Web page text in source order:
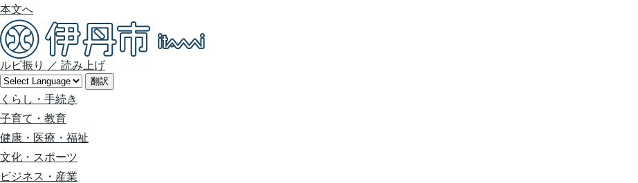
本文へ
ルビ振り ／ 読み上げ
翻訳
くらし・手続き
子育て・教育
健康・医療・福祉
文化・スポーツ
ビジネス・産業